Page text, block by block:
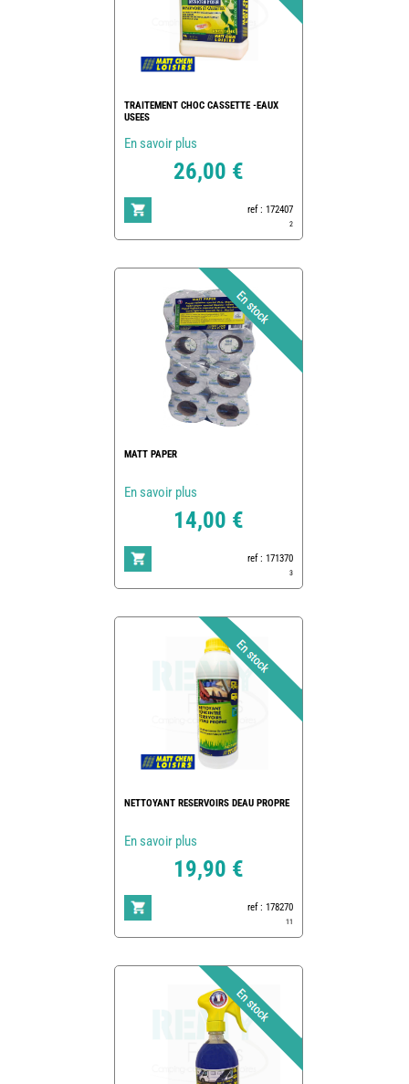
TRAITEMENT CHOC CASSETTE -EAUX
USEES
En savoir plus
26,00 €
ref : 172407
2
MATT PAPER
En savoir plus
14,00 €
ref : 171370
3
NETTOYANT RESERVOIRS DEAU PROPRE
En savoir plus
19,90 €
ref : 178270
11